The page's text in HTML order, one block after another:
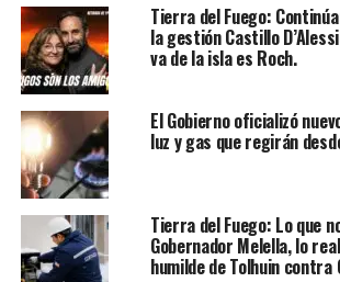
Tierra del Fuego:
la gestión Castillo
va de la isla es Roch.
El Gobierno oficializó
luz y gas que regirán
Tierra del Fuego: Lo que
Gobernador Melella, lo
humilde de Tolhuin contra